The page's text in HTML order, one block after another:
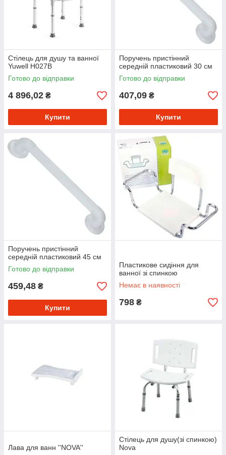
Стілець для душу та ванної
Yuwell H027B
Готово до відправки
4 896,02 ₴
Купити
Поручень пристінний
середній пластиковий 30 см
Готово до відправки
407,09 ₴
Купити
Поручень пристінний
середній пластиковий 45 см
Готово до відправки
459,48 ₴
Купити
Пластикове сидіння для
ванної зі спинкою
Немає в наявності
798 ₴
Лава для ванн ''NOVA''
Стілець для душу(зі спинкою)
Nova